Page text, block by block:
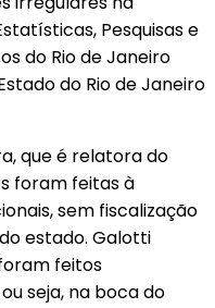
Pesquisas e
do Rio de Janeiro
do Rio de Janeiro
que é relatora do
foram feitas à
sem fiscalização
estado. Galotti
feitos
seja, na boca do